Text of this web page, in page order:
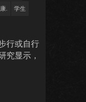
.
学生
行或自行
究显示，